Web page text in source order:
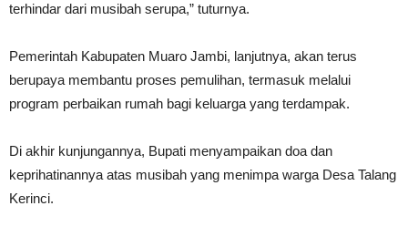
terhindar dari musibah serupa,” tuturnya.
Pemerintah Kabupaten Muaro Jambi, lanjutnya, akan terus
berupaya membantu proses pemulihan, termasuk melalui
program perbaikan rumah bagi keluarga yang terdampak.
Di akhir kunjungannya, Bupati menyampaikan doa dan
keprihatinannya atas musibah yang menimpa warga Desa Talang
Kerinci.